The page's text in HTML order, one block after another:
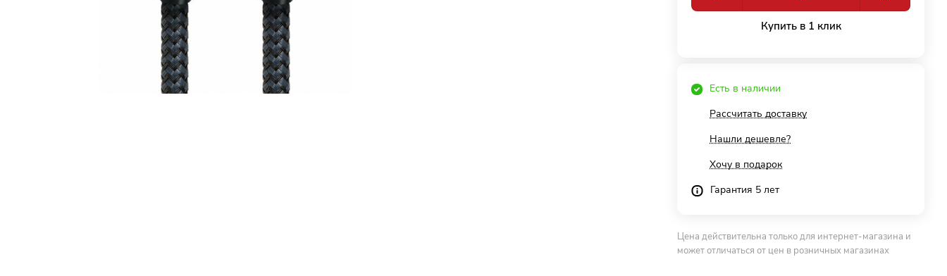
Купить в 1 клик
Есть в наличии
Рассчитать доставку
Нашли дешевле?
Хочу в подарок
Гарантия 5 лет
Цена действительна только для интернет-магазина и
может отличаться от цен в розничных магазинах